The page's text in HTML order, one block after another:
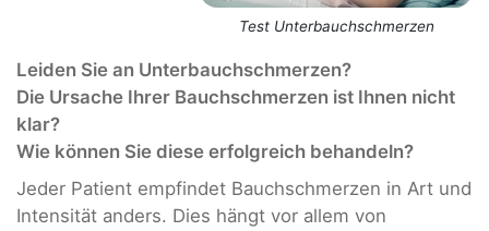
Test Unterbauchschmerzen
Leiden Sie an Unterbauchschmerzen?
Die Ursache Ihrer Bauchschmerzen ist Ihnen nicht
klar?
Wie können Sie diese erfolgreich behandeln?
Jeder Patient empfindet Bauchschmerzen in Art und
Intensität anders. Dies hängt vor allem von